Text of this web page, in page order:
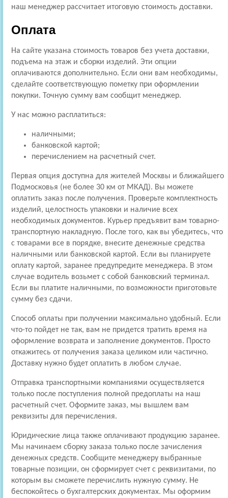
наш менеджер рассчитает итоговую стоимость доставки.
Оплата
На сайте указана стоимость товаров без учета доставки,
подъема на этаж и сборки изделий. Эти опции
оплачиваются дополнительно. Если они вам необходимы,
сделайте соответствующую пометку при оформлении
покупки. Точную сумму вам сообщит менеджер.
У нас можно расплатиться:
наличными;
банковской картой;
перечислением на расчетный счет.
Первая опция доступна для жителей Москвы и ближайшего
Подмосковья (не более 30 км от МКАД). Вы можете
оплатить заказ после получения. Проверьте комплектность
изделий, целостность упаковки и наличие всех
необходимых документов. Курьер предъявит вам товарно-
транспортную накладную. После того, как вы убедитесь, что
с товарами все в порядке, внесите денежные средства
наличными или банковской картой. Если вы планируете
оплату картой, заранее предупредите менеджера. В этом
случае водитель возьмет с собой банковский терминал.
Если вы платите наличными, по возможности приготовьте
сумму без сдачи.
Способ оплаты при получении максимально удобный. Если
что-то пойдет не так, вам не придется тратить время на
оформление возврата и заполнение документов. Просто
откажитесь от получения заказа целиком или частично.
Доставку нужно будет оплатить в любом случае.
Отправка транспортными компаниями осуществляется
только после поступления полной предоплаты на наш
расчетный счет. Оформите заказ, мы вышлем вам
реквизиты для перечисления.
Юридические лица также оплачивают продукцию заранее.
Мы начинаем сборку заказа только после зачисления
денежных средств. Сообщите менеджеру выбранные
товарные позиции, он сформирует счет с реквизитами, по
которым вы сможете перечислить нужную сумму. Не
беспокойтесь о бухгалтерских документах. Мы оформим